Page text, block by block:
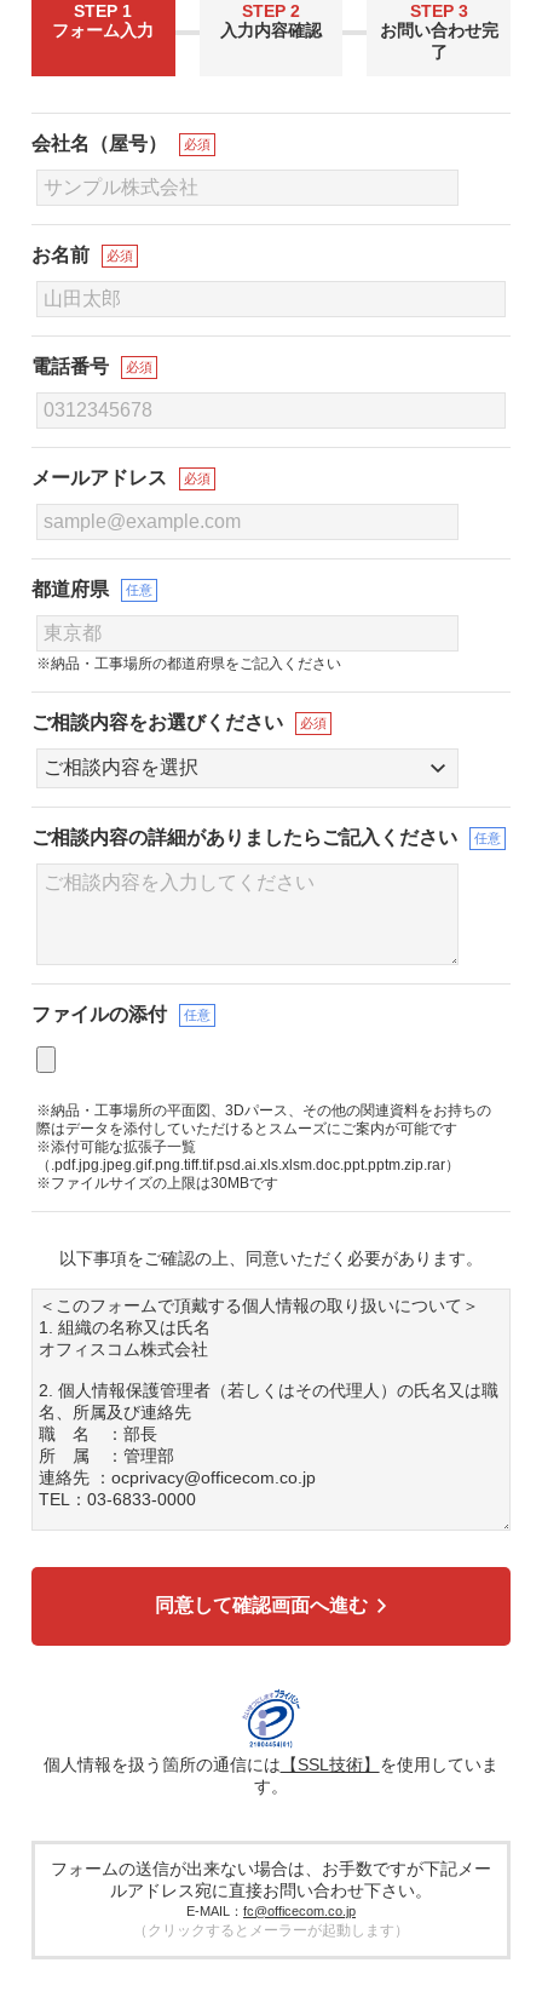
STEP 1
フォーム入力
STEP 2
入力内容確認
STEP 3
お問い合わせ完
了
会社名（屋号） 必須
お名前 必須
電話番号 必須
メールアドレス 必須
都道府県 任意
※納品・工事場所の都道府県をご記入ください
ご相談内容をお選びください 必須
ご相談内容の詳細がありましたらご記入ください 任意
ファイルの添付 任意
※納品・工事場所の平面図、3Dパース、その他の関連資料をお持ちの
際はデータを添付していただけるとスムーズにご案内が可能です
※添付可能な拡張子一覧
（.pdf.jpg.jpeg.gif.png.tiff.tif.psd.ai.xls.xlsm.doc.ppt.pptm.zip.rar）
※ファイルサイズの上限は30MBです
以下事項をご確認の上、同意いただく必要があります。
＜このフォームで頂戴する個人情報の取り扱いについて＞
1. 組織の名称又は氏名
オフィスコム株式会社
2. 個人情報保護管理者（若しくはその代理人）の氏名又は職
名、所属及び連絡先
職 名 ：部長
所 属 ：管理部
連絡先 ：ocprivacy@officecom.co.jp
TEL：03-6833-0000
広告配信の効率化、マーケティング活動などのために、氏
を、ハッシュ化などの適切なセキュリティ対策を施した上
で、広告配信サービス提供事業者に提供する場合がありま
す。提供した個人情報は、広告配信サービス提供事業者のプ
ライバシーポリシーに基づき取り扱われます。
5. 個人情報の取り扱い業務の委託
場合があります。その際、弊社は、個人情報を適切に保護で
きる管理体制を敷き実行していることを条件として委託先を
厳選したうえで、機密保持契約を委託先と締結し、お客様の
個人情報を厳密に管理させます。
同意して確認画面へ進む
個人情報を扱う箇所の通信には 【SSL技術】 を使用していま
す。
フォームの送信が出来ない場合は、お手数ですが下記メー
ルアドレス宛に直接お問い合わせ下さい。
E-MAIL： fc@officecom.co.jp
（クリックするとメーラーが起動します）